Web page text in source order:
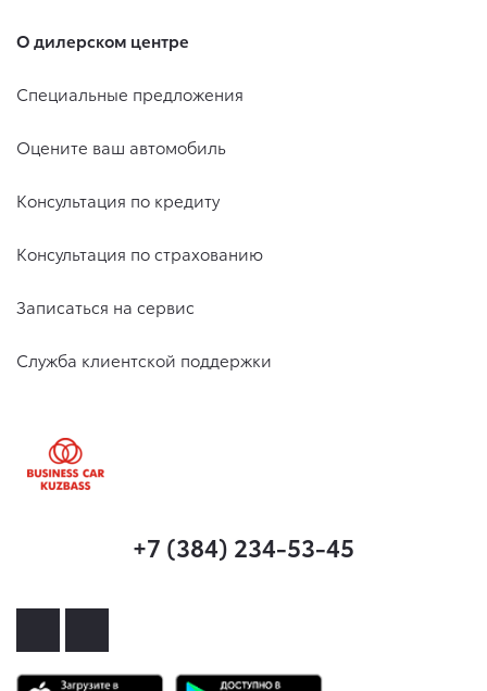
О дилерском центре
Специальные предложения
Оцените ваш автомобиль
Консультация по кредиту
Консультация по страхованию
Записаться на сервис
Служба клиентской поддержки
+7 (384) 234-53-45